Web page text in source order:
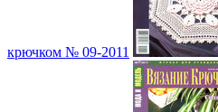
крючком № 09-2011